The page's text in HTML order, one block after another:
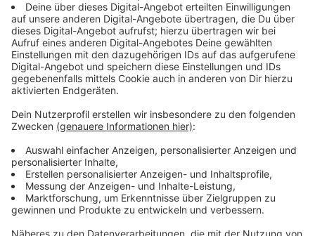
unserer Datenschutzerklärung.
Anzeige
Sprachbefehle für deine Alexa
Hier bekommst Du alle Sprachbefehle für den Skill
von Radio Bonn/Rhein-Sieg:
​​​​​​​Skill starten: Alexa, öffne Radio Bonn/Rhein-Sieg
Lokalnachrichten hören: Alexa, öffne Radio